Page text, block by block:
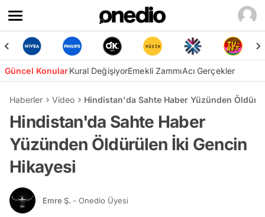
Güncel KonularKural DeğişiyorEmekli ZammıAcı Gerçekler
Haberler Video Hindistan'da Sahte Haber Yüzünden
Hindistan'da Sahte Haber
Yüzünden Öldürülen İki Gencin
Hikayesi
Emre Ş. - Onedio Üyesi